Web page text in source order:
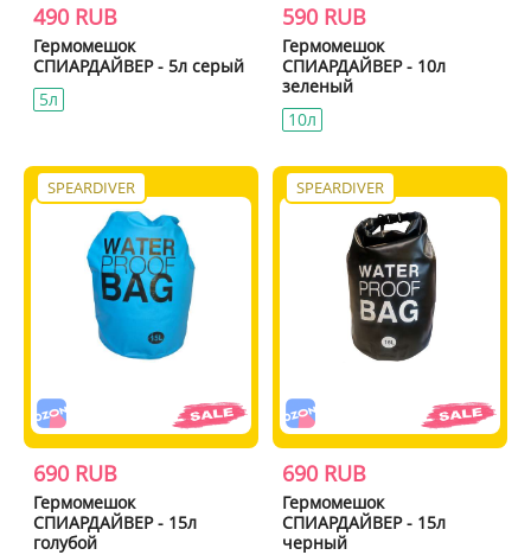
490 RUB
Гермомешок
СПИАРДАЙВЕР - 5л серый
5л
590 RUB
Гермомешок
СПИАРДАЙВЕР - 10л
зеленый
10л
SPEARDIVER
690 RUB
Гермомешок
СПИАРДАЙВЕР - 15л
голубой
SPEARDIVER
690 RUB
Гермомешок
СПИАРДАЙВЕР - 15л
черный